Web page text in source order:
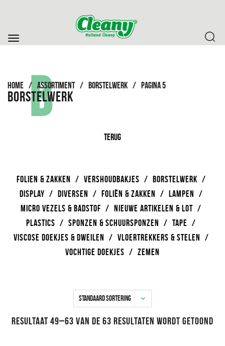
Toggle
navigation
HOME / ASSORTIMENT / BORSTELWERK / PAGINA 5
B
BORSTELWERK
TERUG
FOLIEN & ZAKKEN / VERSHOUDBAKJES / BORSTELWERK /
DISPLAY / DIVERSEN / FOLIËN & ZAKKEN / LAMPEN /
MICRO VEZELS & BADSTOF / NIEUWE ARTIKELEN & LOT /
PLASTICS / SPONZEN & SCHUURSPONZEN / TAPE /
VISCOSE DOEKJES & DWEILEN / VLOERTREKKERS & STELEN /
VOCHTIGE DOEKJES / ZEMEN
Resultaat 49–63 van de 63 resultaten wordt getoond